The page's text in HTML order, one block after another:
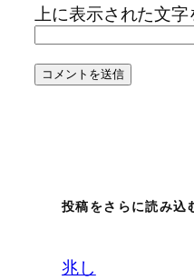
上に表示された文字
投稿をさらに読み込
兆し